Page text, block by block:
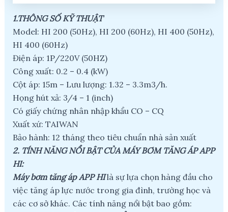
1.THÔNG SỐ KỸ THUẬT
Model: HI 200 (50Hz), HI 200 (60Hz), HI 400 (50Hz),
HI 400 (60Hz)
Điện áp: 1P/220V (50HZ)
Công xuất: 0.2 – 0.4 (kW)
Cột áp: 15m – Lưu lượng: 1.32 – 3.3m3/h.
Họng hút xả: 3/4 – 1 (inch)
Có giấy chứng nhân nhập khẩu CO – CQ
Xuất xứ: TAIWAN
Bảo hành: 12 tháng theo tiêu chuẩn nhà sản xuất
2. TÍNH NĂNG NỔI BẬT CỦA MÁY BƠM TĂNG ÁP APP
HI:
Máy bơm tăng áp APP HIlà sự lựa chọn hàng đầu cho
việc tăng áp lực nước trong gia đình, trường học và
các cơ sở khác. Các tính năng nổi bật bao gồm: